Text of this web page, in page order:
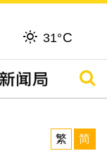
31°C
搜寻
繁
简